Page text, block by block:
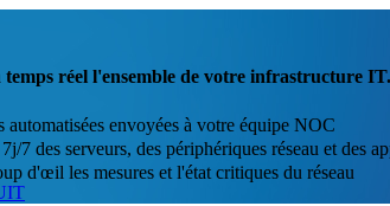
réel l'ensemble de votre infrastructure IT.
envoyées à votre équipe NOC
7 des serveurs, des périphériques réseau et des
d'œil les mesures et l'état critiques du réseau